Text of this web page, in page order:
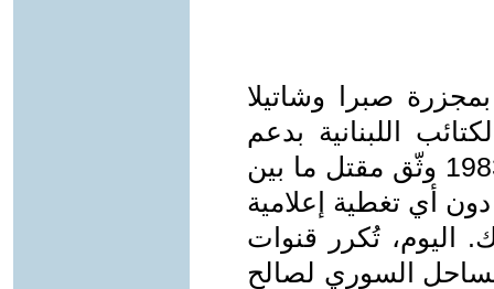
صبرا وشاتيلا
الكتائب اللبنانية بدعم
إسرائيلي. تقرير للأمم المتحدة عام 1983 وثّق مقتل ما بين
دون أي تغطية إعلامية
اليوم، تُكرر قنوات
السوري لصالح